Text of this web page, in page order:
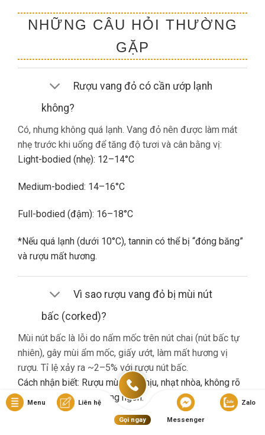
NHỮNG CÂU HỎI THƯỜNG
GẶP
Rượu vang đỏ có cần ướp lạnh
không?
Có, nhưng không quá lạnh. Vang đỏ nên được làm mát
nhẹ trước khi uống để tăng độ tươi và cân bằng vị:
Light-bodied (nhẹ): 12–14°C
Medium-bodied: 14–16°C
Full-bodied (đậm): 16–18°C
*Nếu quá lạnh (dưới 10°C), tannin có thể bị “đóng băng”
và rượu mất hương.
Vì sao rượu vang đỏ bị mùi nút
bấc (corked)?
Mùi nút bấc là lỗi do nấm mốc trên nút chai (nút bấc tự
nhiên), gây mùi ẩm mốc, giấy ướt, làm mất hương vị
rượu. Tỉ lệ xảy ra ~2–5% với rượu nút bấc.
Cách nhận biết: Rượu mùi khó chịu, nhạt nhòa, không rõ
hương trái cây dù là vang ngon.
Nếu gặp lỗi này, bạn nên liên hệ cửa hàng đổi trả (nếu có
Menu Liên hệ
Gọi ngay Messenger
Zalo